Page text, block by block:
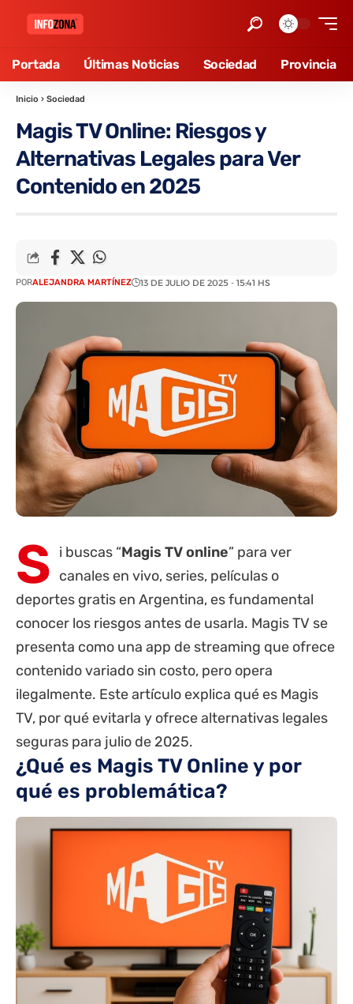
Portada Últimas Noticias Sociedad Provincia
Inicio › Sociedad
Magis TV Online: Riesgos y
Alternativas Legales para Ver
Contenido en 2025
PORALEJANDRA MARTÍNEZ 13 DE JULIO DE 2025 - 15:41 HS
S i buscas “Magis TV online” para ver
canales en vivo, series, películas o
deportes gratis en Argentina, es fundamental
conocer los riesgos antes de usarla. Magis TV se
presenta como una app de streaming que ofrece
contenido variado sin costo, pero opera
ilegalmente. Este artículo explica qué es Magis
TV, por qué evitarla y ofrece alternativas legales
seguras para julio de 2025.
¿Qué es Magis TV Online y por
qué es problemática?